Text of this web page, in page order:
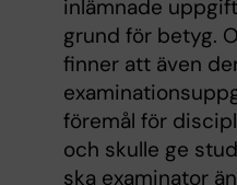
inlämnade
grund för betyg.
finner att även
föremål för
och skulle ge
ska examinator